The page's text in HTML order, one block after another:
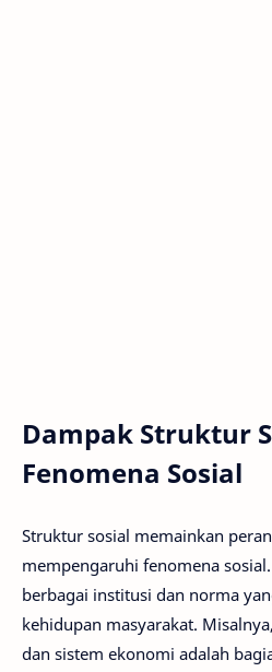
Dampak Struktur
Fenomena Sosial
Struktur sosial memainkan
mempengaruhi fenomena
berbagai institusi dan norma
kehidupan masyarakat.
dan sistem ekonomi adalah